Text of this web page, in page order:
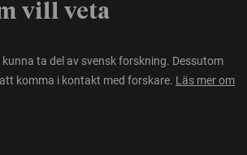
vill veta
ta del av svensk forskning. Dessutom
komma i kontakt med forskare. Läs mer om